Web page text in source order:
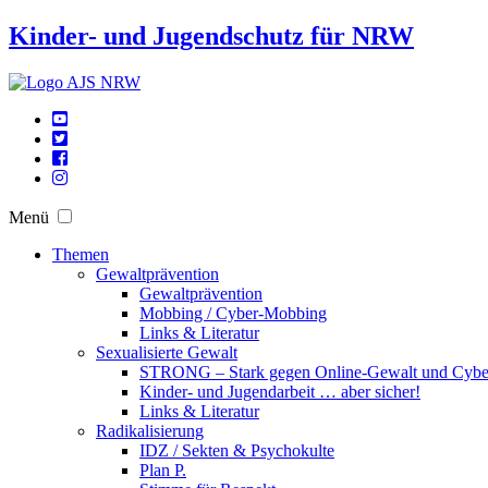
Kinder- und Jugendschutz für NRW
Menü
Themen
Gewaltprävention
Gewaltprävention
Mobbing / Cyber-Mobbing
Links & Literatur
Sexualisierte Gewalt
STRONG – Stark gegen Online-Gewalt und
Kinder- und Jugendarbeit … aber sicher!
Links & Literatur
Radikalisierung
IDZ / Sekten & Psychokulte
Plan P.